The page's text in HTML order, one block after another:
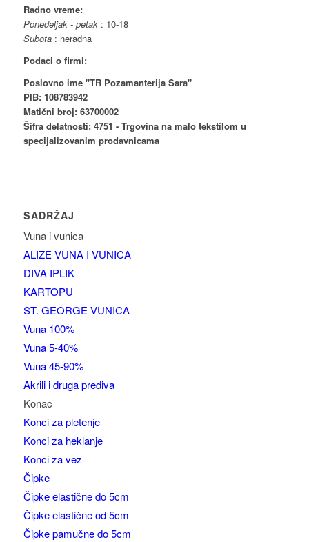
Radno vreme:
Ponedeljak - petak: 10-18
Subota: neradna
Podaci o firmi:
Poslovno ime "TR Pozamanterija Sara"
PIB: 108783942
Matični broj: 63700002
Šifra delatnosti: 4751 - Trgovina na malo tekstilom u
specijalizovanim prodavnicama
SADRŽAJ
Vuna i vunica
ALIZE VUNA I VUNICA
DIVA IPLIK
KARTOPU
ST. GEORGE VUNICA
Vuna 100%
Vuna 5-40%
Vuna 45-90%
Akrili i druga prediva
Konac
Konci za pletenje
Konci za heklanje
Konci za vez
Čipke
Čipke elastične do 5cm
Čipke elastične od 5cm
Čipke pamučne do 5cm